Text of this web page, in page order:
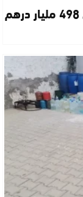
ارتفاع الأصول الاحتياطية الرسمية إلى 498 مليار درهم